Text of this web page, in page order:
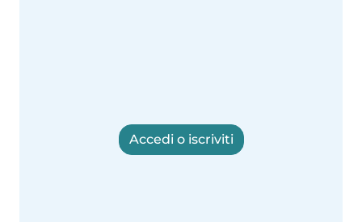
Accedi o iscriviti